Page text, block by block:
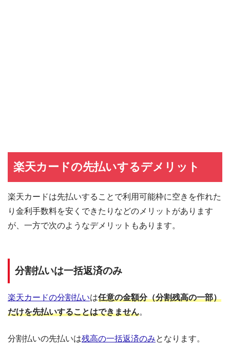
楽天カードの先払いするデメリット
楽天カードは先払いすることで利用可能枠に空きを作れた
り金利手数料を安くできたりなどのメリットがあります
が、一方で次のようなデメリットもあります。
分割払いは一括返済のみ
楽天カードの分割払いは任意の金額分（分割残高の一部）
だけを先払いすることはできません。
分割払いの先払いは残高の一括返済のみとなります。